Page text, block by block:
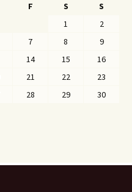
F S
S
1
2
7 8
9
14 15
16
21 22
23
28 29
30